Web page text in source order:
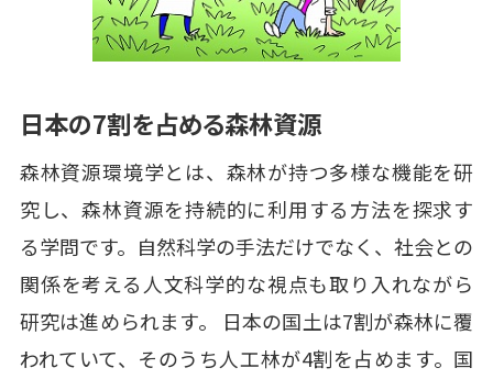
日本の7割を占める森林資源
森林資源環境学とは、森林が持つ多様な機能を研
究し、森林資源を持続的に利用する方法を探求す
る学問です。自然科学の手法だけでなく、社会との
関係を考える人文科学的な視点も取り入れながら
研究は進められます。 日本の国土は7割が森林に覆
われていて、そのうち人工林が4割を占めます。国